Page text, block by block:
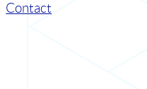
Contact